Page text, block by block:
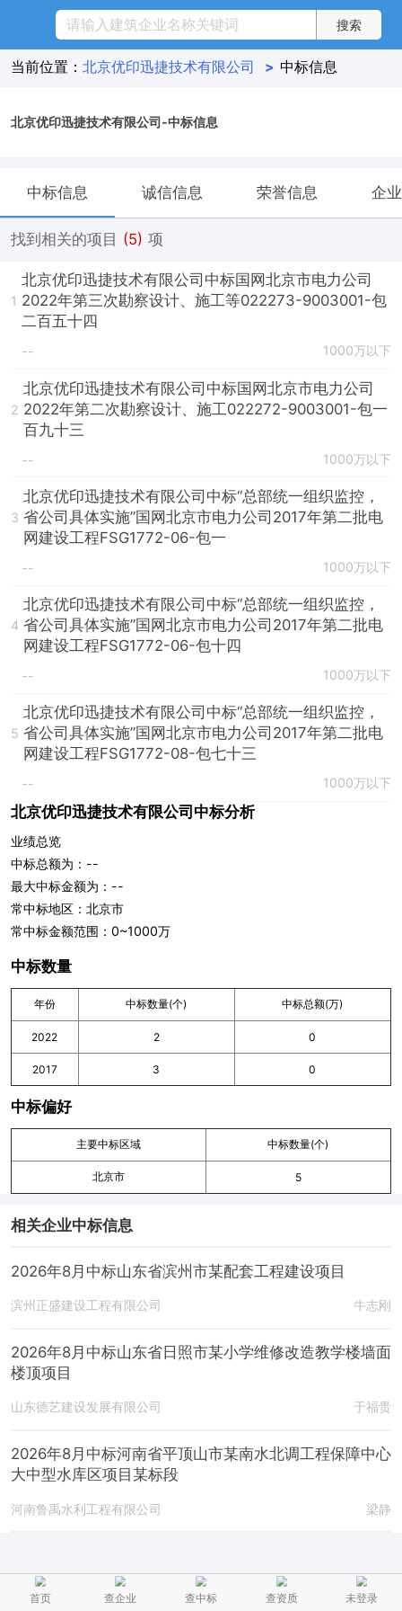
当前位置： 北京优印迅捷技术有限公司 > 中标信息
北京优印迅捷技术有限公司-中标信息
中标信息 诚信信息 荣誉信息 企
找到相关的项目 (5) 项
1
北京优印迅捷技术有限公司中标国网北京市电力公司
2022年第三次勘察设计、施工等022273-9003001-包
二百五十四
-- 1000万以下
2
北京优印迅捷技术有限公司中标国网北京市电力公司
2022年第二次勘察设计、施工022272-9003001-包一
百九十三
-- 1000万以下
3
北京优印迅捷技术有限公司中标“总部统一组织监控，
省公司具体实施”国网北京市电力公司2017年第二批电
网建设工程FSG1772-06-包一
-- 1000万以下
4
北京优印迅捷技术有限公司中标“总部统一组织监控，
省公司具体实施”国网北京市电力公司2017年第二批电
网建设工程FSG1772-06-包十四
-- 1000万以下
5
北京优印迅捷技术有限公司中标“总部统一组织监控，
省公司具体实施”国网北京市电力公司2017年第二批电
网建设工程FSG1772-08-包七十三
-- 1000万以下
北京优印迅捷技术有限公司中标分析
业绩总览
中标总额为：--
最大中标金额为：--
常中标地区：北京市
常中标金额范围：0~1000万
中标数量
年份 中标数量(个) 中标总额(万)
2022 2 0
2017 3 0
中标偏好
主要中标区域 中标数量(个)
北京市 5
相关企业中标信息
2026年8月中标山东省滨州市某配套工程建设项目
滨州正盛建设工程有限公司 牛志刚
2026年8月中标山东省日照市某小学维修改造教学楼墙面
楼顶项目
山东德艺建设发展有限公司 于福贵
2026年8月中标河南省平顶山市某南水北调工程保障中心
大中型水库区项目某标段
河南鲁禹水利工程有限公司 梁静
首页 查企业 查中标 查资质 未登录